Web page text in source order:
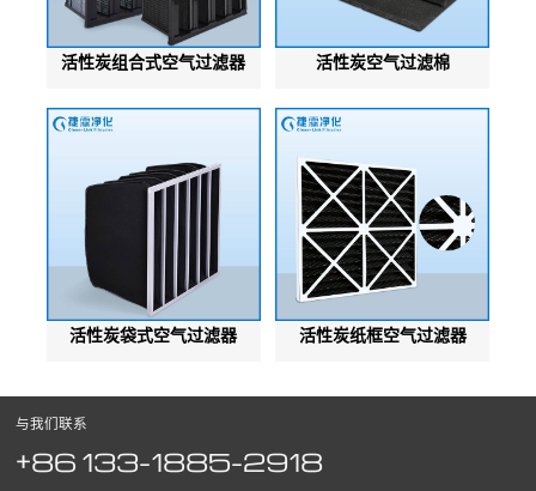
活性炭组合式空气过滤器 活性炭空气过滤棉
活性炭袋式空气过滤器 活性炭纸框空气过滤器
与我们联系
+86 133-1885-2918